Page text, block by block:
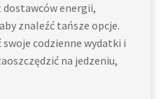
energii,
znaleźć tańsze opcje.
codzienne wydatki i
na jedzeniu,